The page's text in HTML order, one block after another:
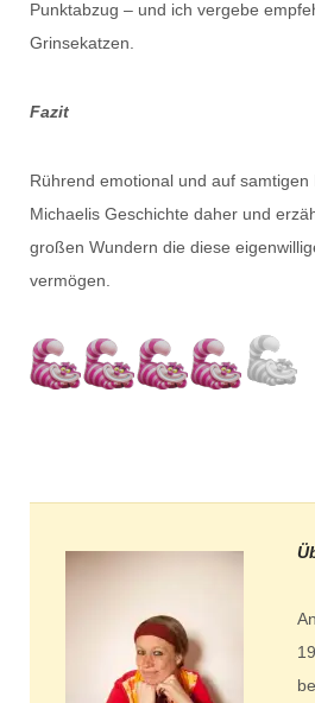
Punktabzug – und ich vergebe
Grinsekatzen.
Fazit
Rührend emotional und auf samtigen
Michaelis Geschichte daher und
großen Wundern die diese
vermögen.